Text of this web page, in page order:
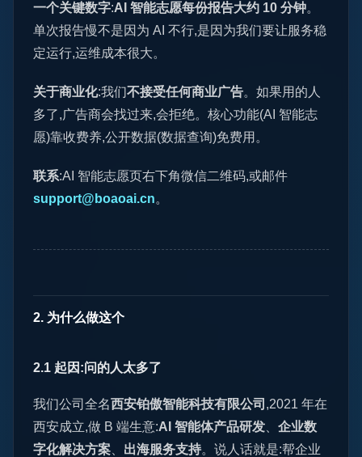
一个关键数字:AI 智能志愿每份报告大约 10 分钟。
单次报告慢不是因为 AI 不行,是因为我们要让服务稳
定运行,运维成本很大。
关于商业化:我们不接受任何商业广告。如果用的人
多了,广告商会找过来,会拒绝。核心功能(AI 智能志
愿)靠收费养,公开数据(数据查询)免费用。
联系:AI 智能志愿页右下角微信二维码,或邮件
support@boaoai.cn。
2. 为什么做这个
2.1 起因:问的人太多了
我们公司全名西安铂傲智能科技有限公司 ,2021 年在
西安成立,做 B 端生意:AI 智能体产品研发
企业数
字化解决方案
出海服务支持。说人话就是:帮企业